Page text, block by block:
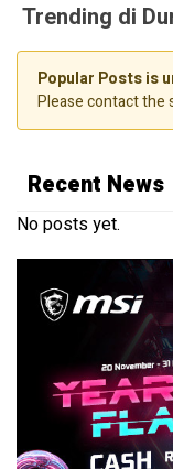
Trending di
Popular Posts is
Please contact the
Recent News
No posts yet.